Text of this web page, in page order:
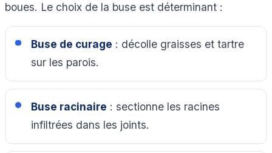
boues. Le choix de la buse est déterminant :
Buse de curage : décolle graisses et tartre
sur les parois.
Buse racinaire : sectionne les racines
infiltrées dans les joints.